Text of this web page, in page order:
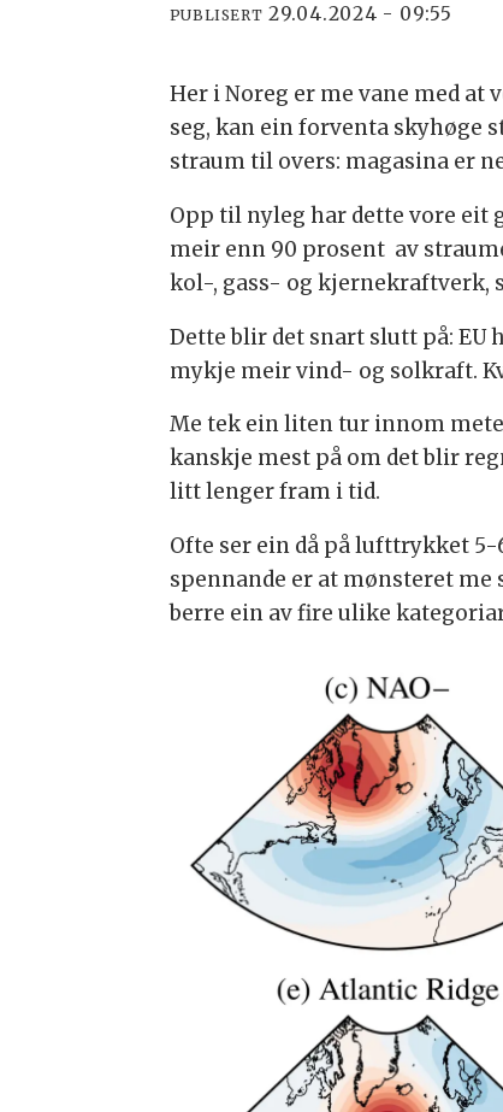
PUBLISERT 29.04.2024 - 09:55
Her i Noreg er me vane med
seg, kan ein forventa skyhøge
straum til overs: magasina er
Opp til nyleg har dette vore eit
meir enn 90 prosent av
kol-, gass- og kjernekraftverk,
Dette blir det snart slutt på: EU
mykje meir vind- og solkraft.
Me tek ein liten tur innom
kanskje mest på om det blir
litt lenger fram i tid.
Ofte ser ein då på lufttrykket
spennande er at mønsteret
berre ein av fire ulike